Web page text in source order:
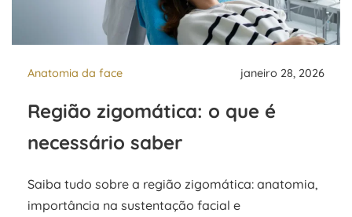
Anatomia da face janeiro 28, 2026
Região zigomática: o que é
necessário saber
Saiba tudo sobre a região zigomática: anatomia,
importância na sustentação facial e